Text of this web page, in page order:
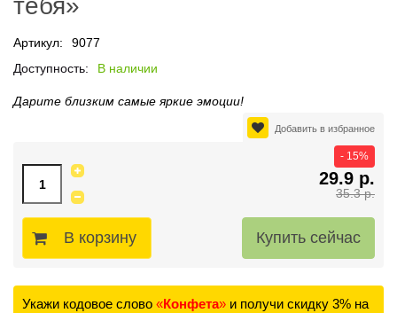
тебя»
Артикул:
9077
Доступность:
В наличии
Дарите близким самые яркие эмоции!
Добавить в избранное
35.3 р.
29.9 р.
- 15%
В корзину
Укажи кодовое слово «Конфета» и получи скидку 3% на